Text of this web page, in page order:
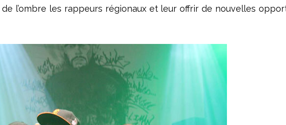
l’ombre les rappeurs régionaux et leur offrir de nouvelles